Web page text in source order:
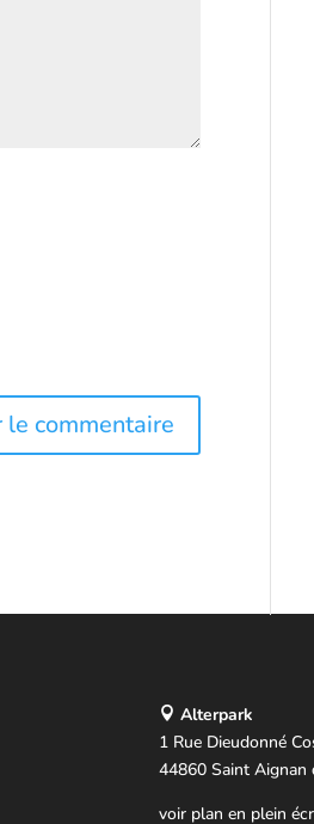
Alterpark
1 Rue Dieudonné
44860 Saint Aignan
voir plan en plein